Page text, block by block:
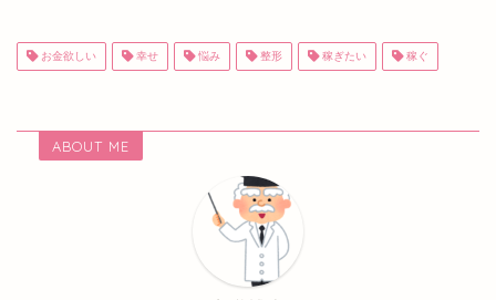
お金欲しい 幸せ 悩み 整形 稼ぎたい 稼ぐ
ABOUT ME